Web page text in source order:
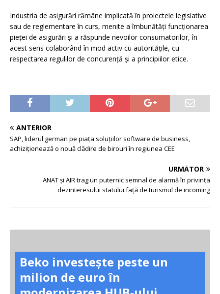
Industria de asigurări rămâne implicată în proiectele legislative
sau de reglementare în curs, menite a îmbunătăți funcționarea
pieței de asigurări și a răspunde nevoilor consumatorilor, în
acest sens colaborând în mod activ cu autoritățile, cu
respectarea regulilor de concurență și a principiilor etice.
ANTERIOR
SAP, liderul german pe piața soluţiilor software de business,
achiziționează o nouă clădire de birouri în regiunea CEE
URMĂTOR
ANAT și AIR trag un puternic semnal de alarmă în privința
dezinteresului statului față de turismul de incoming
Beko investește peste un
milion de euro în